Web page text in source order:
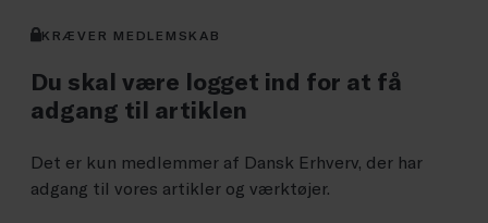
KRÆVER MEDLEMSKAB
Du skal være logget ind for at få
adgang til artiklen
Det er kun medlemmer af Dansk Erhverv, der har
adgang til vores artikler og værktøjer.